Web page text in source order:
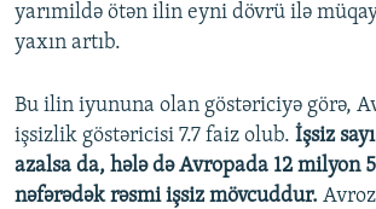
yarımildə ötən ilin eyni dövrü ilə
yaxın artıb.
Bu ilin iyununa olan göstəriciyə görə,
işsizlik göstəricisi 7.7 faiz olub. İşsiz
azalsa da, hələ də Avropada 12 milyon
nəfərədək rəsmi işsiz mövcuddur.